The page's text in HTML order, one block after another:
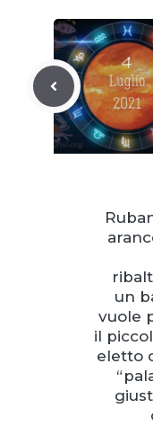
un
vuole
il
eletto